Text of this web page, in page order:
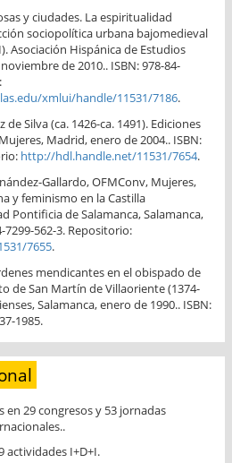
y ciudades. La espiritualidad
sociopolítica urbana bajomedieval
Asociación Hispánica de Estudios
de 2010.. ISBN: 978-84-
xmlui/handle/11531/7186.
de Silva (ca. 1426-ca. 1491). Ediciones
Madrid, enero de 2004.. ISBN:
http://hdl.handle.net/11531/7654.
Gallardo, OFMConv, Mujeres,
y feminismo en la Castilla
Pontificia de Salamanca, Salamanca,
7299-562-3. Repositorio:
7655.
mendicantes en el obispado de
de San Martín de Villaoriente (1374-
Salamanca, enero de 1990.. ISBN:
1985.
en 29 congresos y 53 jornadas
actividades I+D+I.